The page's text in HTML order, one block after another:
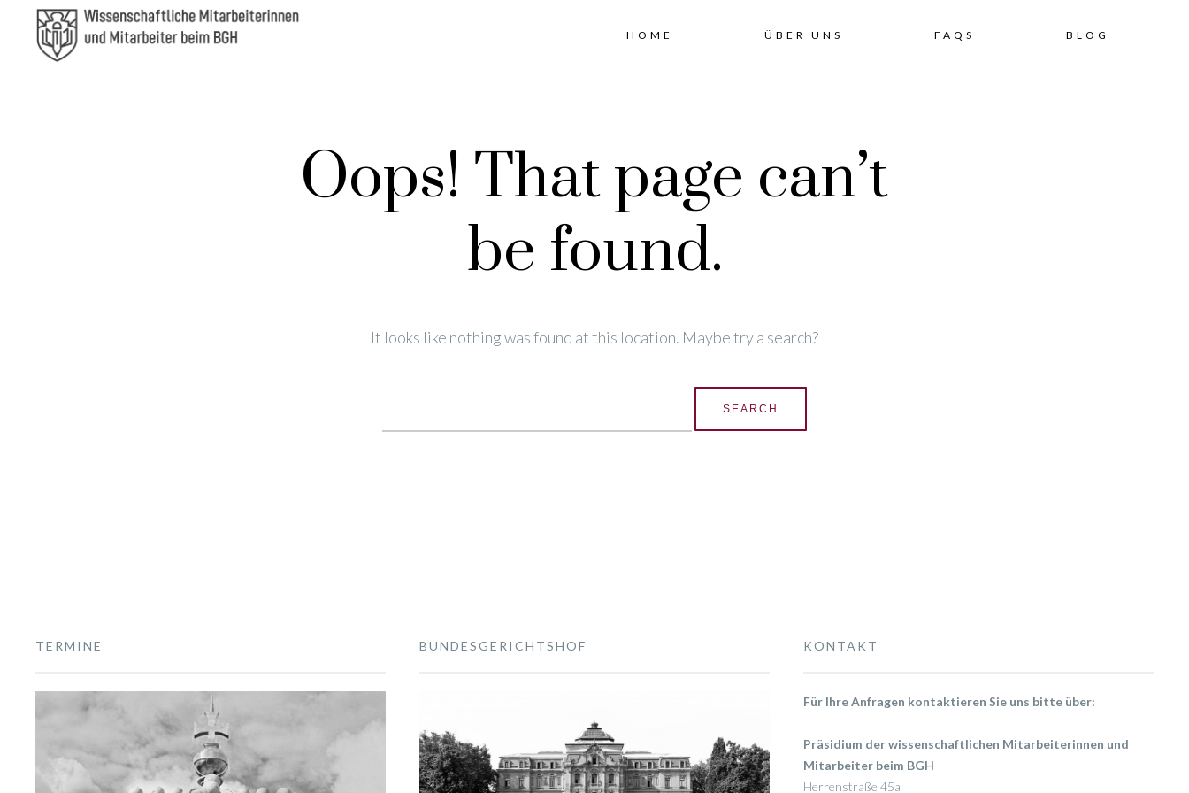
HOME ÜBER UNS FAQS BLOG
Oops! That page can’t
be found.
It looks like nothing was found at this location. Maybe try a search?
for:
TERMINE BUNDESGERICHTSHOF KONTAKT
Für Ihre Anfragen kontaktieren Sie uns bitte über:
Präsidium der wissenschaftlichen Mitarbeiterinnen und
Mitarbeiter beim BGH
Herrenstraße 45a